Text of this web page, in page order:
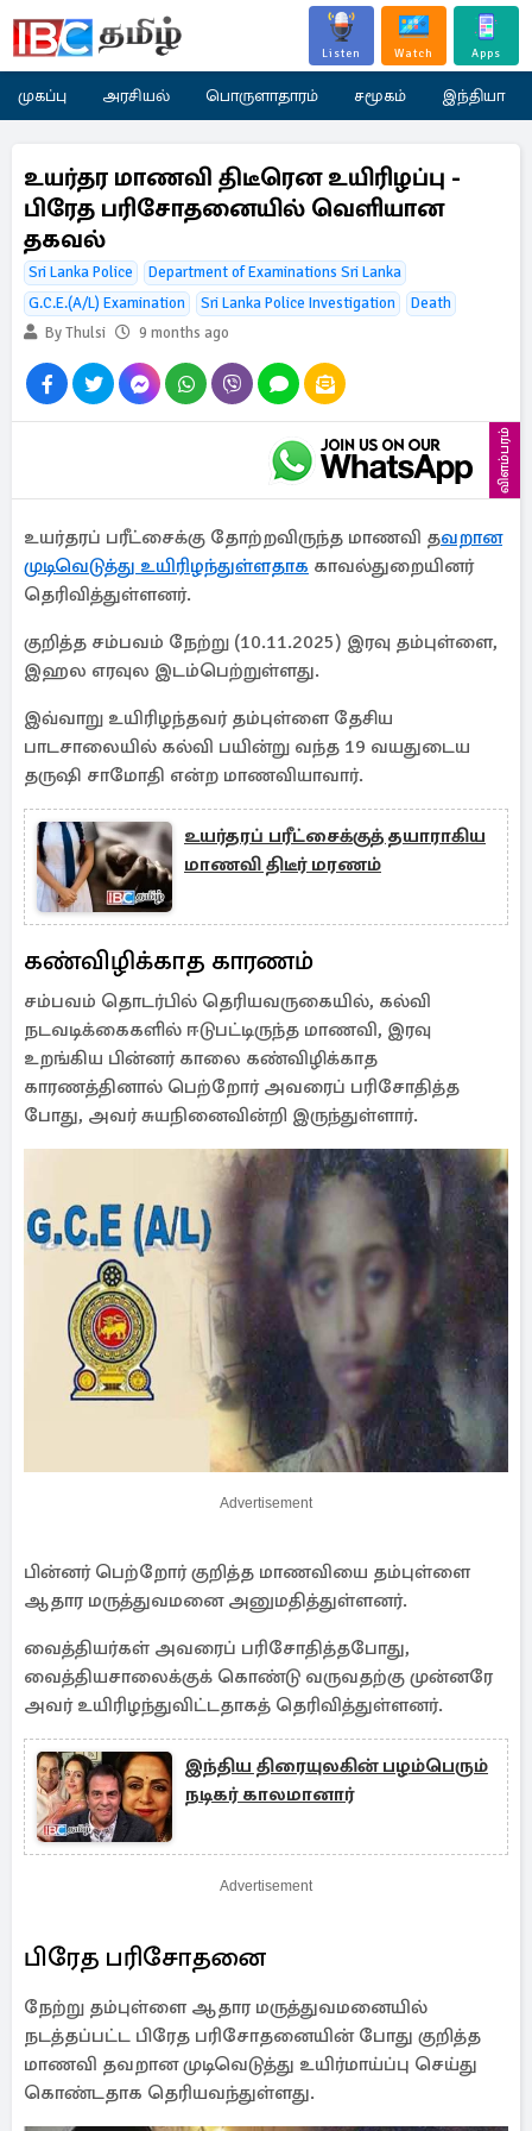
Listen Watch Apps
முகப்பு அரசியல் பொருளாதாரம் சமூகம் இந்தியா
உயர்தர மாணவி திடீரென உயிரிழப்பு -
பிரேத பரிசோதனையில் வெளியான
தகவல்
Sri Lanka Police
Department of Examinations Sri Lanka
G.C.E.(A/L) Examination
Sri Lanka Police Investigation
Death
By Thulsi
9 months ago
விளம்பரம்
உயர்தரப் பரீட்சைக்கு தோற்றவிருந்த மாணவி தவறான
முடிவெடுத்து உயிரிழந்துள்ளதாக காவல்துறையினர்
தெரிவித்துள்ளனர்.
குறித்த சம்பவம் நேற்று (10.11.2025) இரவு தம்புள்ளை,
இஹல எரவுல இடம்பெற்றுள்ளது.
இவ்வாறு உயிரிழந்தவர் தம்புள்ளை தேசிய
பாடசாலையில் கல்வி பயின்று வந்த 19 வயதுடைய
தருஷி சாமோதி என்ற மாணவியாவார்.
உயர்தரப் பரீட்சைக்குத் தயாராகிய
மாணவி திடீர் மரணம்
கண்விழிக்காத காரணம்
சம்பவம் தொடர்பில் தெரியவருகையில், கல்வி
நடவடிக்கைகளில் ஈடுபட்டிருந்த மாணவி, இரவு
உறங்கிய பின்னர் காலை கண்விழிக்காத
காரணத்தினால் பெற்றோர் அவரைப் பரிசோதித்த
போது, அவர் சுயநினைவின்றி இருந்துள்ளார்.
Advertisement
பின்னர் பெற்றோர் குறித்த மாணவியை தம்புள்ளை
ஆதார மருத்துவமனை அனுமதித்துள்ளனர்.
வைத்தியர்கள் அவரைப் பரிசோதித்தபோது,
வைத்தியசாலைக்குக் கொண்டு வருவதற்கு முன்னரே
அவர் உயிரிழந்துவிட்டதாகத் தெரிவித்துள்ளனர்.
இந்திய திரையுலகின் பழம்பெரும்
நடிகர் காலமானார்
Advertisement
பிரேத பரிசோதனை
நேற்று தம்புள்ளை ஆதார மருத்துவமனையில்
நடத்தப்பட்ட பிரேத பரிசோதனையின் போது குறித்த
மாணவி தவறான முடிவெடுத்து உயிர்மாய்ப்பு செய்து
கொண்டதாக தெரியவந்துள்ளது.